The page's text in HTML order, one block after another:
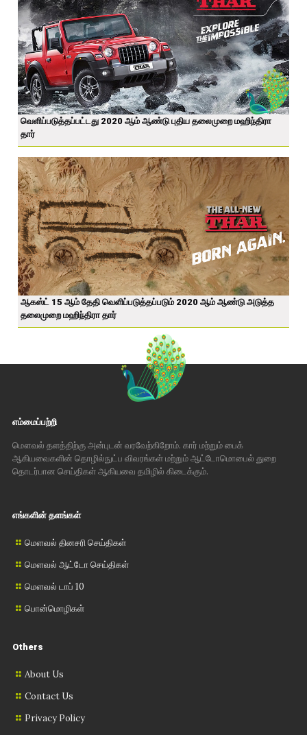
வெளிப்படுத்தப்பட்டது 2020 ஆம் ஆண்டு புதிய தலைமுறை மஹிந்திரா
தார்
ஆகஸ்ட் 15 ஆம் தேதி வெளிப்படுத்தப்படும் 2020 ஆம் ஆண்டு அடுத்த
தலைமுறை மஹிந்திரா தார்
எம்மைப்பற்றி
மௌவல் தளத்திற்கு அன்புடன் வரவேற்கிறோம். கார் மற்றும் பைக்
ஆகியவைகளின் தொழில்நுட்ப விவரங்கள் மற்றும் ஆட்டோமொபைல் துறை
தொடர்பான செய்திகள் ஆகியவை தமிழில் கிடைக்கும்.
எங்களின் தளங்கள்
மௌவல் தினசரி செய்திகள்
மௌவல் ஆட்டோ செய்திகள்
மௌவல் டாப் 10
பொன்மொழிகள்
Others
About Us
Contact Us
Privacy Policy